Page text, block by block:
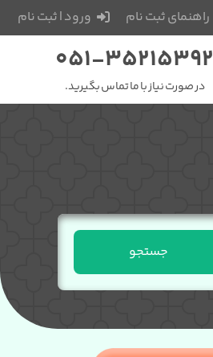
راهنمای ثبت نام ورود | ثبت نام
051-35215392
در صورت نیاز با ما تماس بگیرید.
جستجو